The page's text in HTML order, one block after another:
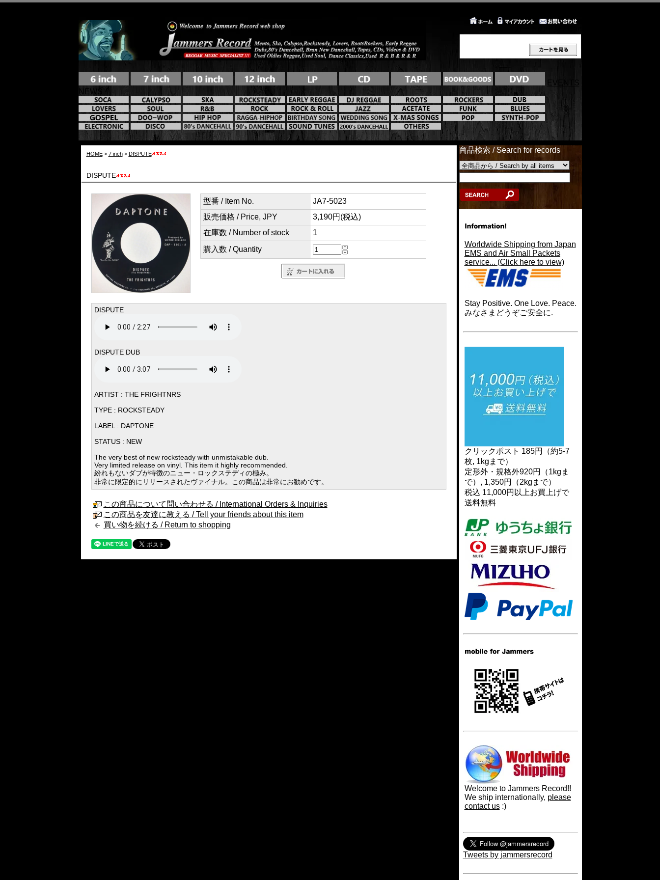
EVENTS
NEWS
HOME> 7 inch> DISPUTE
DISPUTE
型番 / Item No.
JA7-5023
販売価格 / Price, JPY
3,190円(税込)
在庫数 / Number of stock
1
購入数 / Quantity
DISPUTE
DISPUTE DUB
ARTIST : THE FRIGHTNRS
TYPE : ROCKSTEADY
LABEL : DAPTONE
STATUS : NEW
The very best of new rocksteady with unmistakable dub.
Very limited release on vinyl. This item it highly recommended.
紛れもないダブが特徴のニュー・ロックステディの極み。
非常に限定的にリリースされたヴァイナル。この商品は非常にお勧めです。
この商品について問い合わせる / International Orders & Inquiries
この商品を友達に教える / Tell your friends about this item
買い物を続ける / Return to shopping
商品検索 / Search for records
Worldwide Shipping from Japan
EMS and Air Small Packets
service... (Click here to view)
Stay Positive. One Love. Peace.
みなさまどうぞご安全に.
クリックポスト 185円（約5-7
枚, 1kgまで）
定形外・規格外920円（1kgま
で）, 1,350円（2kgまで）
税込 11,000円以上お買上げで
送料無料
Welcome to Jammers Record!!
We ship internationally, please
contact us:)
Tweets by jammersrecord